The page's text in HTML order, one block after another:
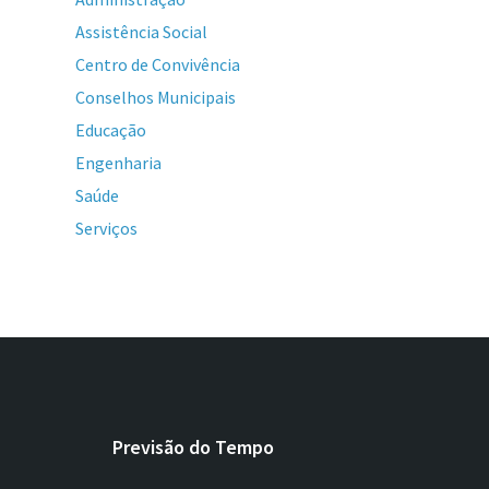
Assistência Social
Centro de Convivência
Conselhos Municipais
Educação
Engenharia
Saúde
Serviços
Previsão do Tempo